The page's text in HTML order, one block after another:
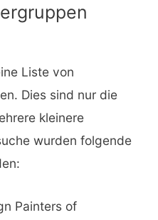
Liste von
Dies sind nur die
kleinere
wurden folgende
Painters of